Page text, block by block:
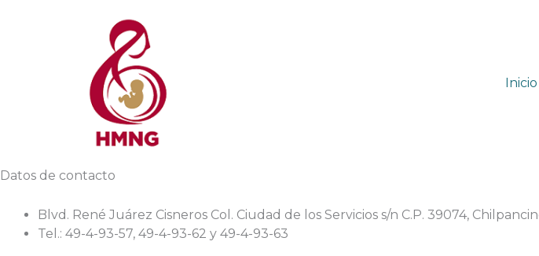
Inicio
Datos de contacto
Blvd. René Juárez Cisneros Col. Ciudad de los Servicios s/n C.P. 39074,
Tel.: 49-4-93-57, 49-4-93-62 y 49-4-93-63